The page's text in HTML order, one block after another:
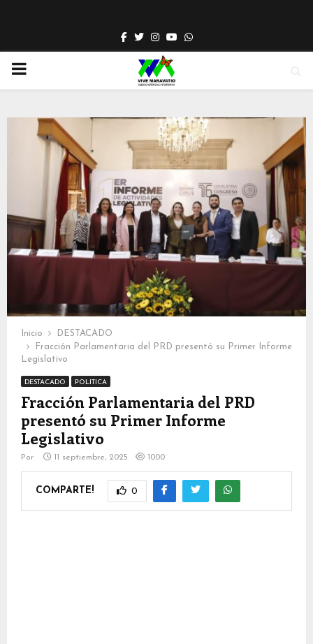
Facebook
TwitterInstagram
YoutubeWhatsapp
PRIMARY
Inicio
DESTACADO
Fracción Parlamentaria del PRD presentó su Primer Informe
Legislativo
DESTACADO POLITICA
Fracción Parlamentaria del PRD
presentó su Primer Informe
Legislativo
Por 11 septiembre, 2025 1000
COMPARTE! 0